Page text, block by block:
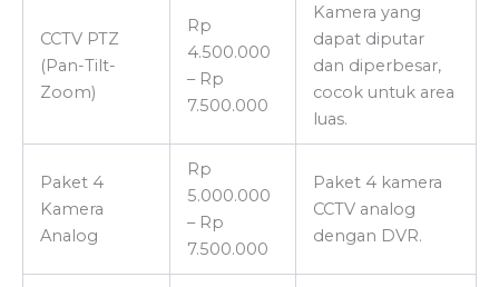
CCTV PTZ
(Pan-Tilt-
Zoom)
Rp
4.500.000
– Rp
7.500.000
Kamera yang
dapat diputar
dan diperbesar,
cocok untuk area
luas.
Paket 4
Kamera
Analog
Rp
5.000.000
– Rp
7.500.000
Paket 4 kamera
CCTV analog
dengan DVR.